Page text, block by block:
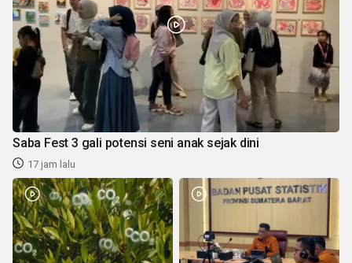
Saba Fest 3 gali potensi seni anak sejak dini
17 jam lalu